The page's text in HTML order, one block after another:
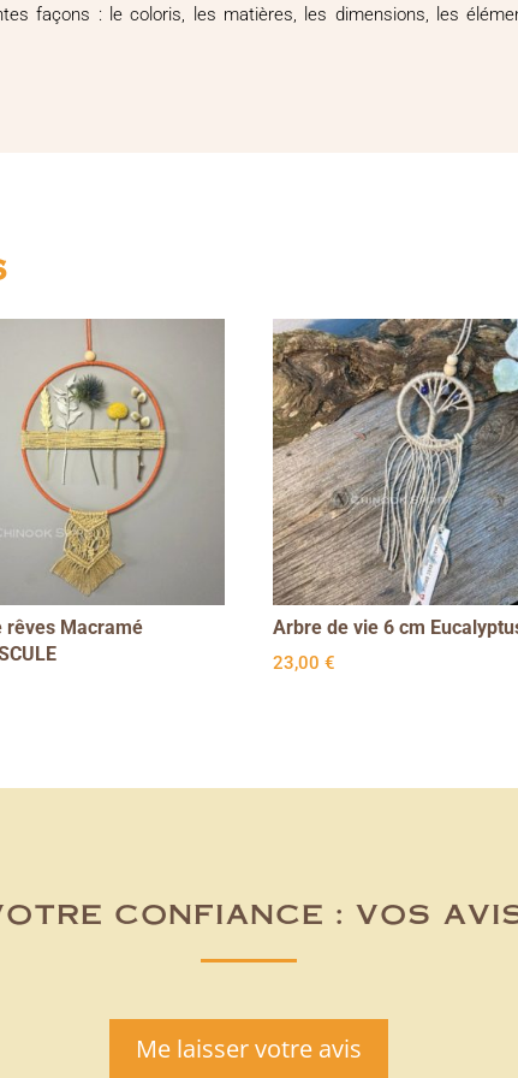
façons : le coloris, les matières, les dimensions, les
rêves Macramé
Arbre de vie 6 cm
23,00€
confiance : vos
Me laisser votre avis